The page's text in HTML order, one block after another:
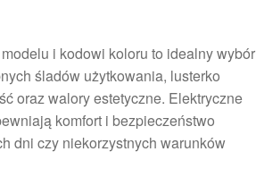
i kodowi koloru to idealny wybór
śladów użytkowania, lusterko
oraz walory estetyczne. Elektryczne
komfort i bezpieczeństwo
dni czy niekorzystnych warunków